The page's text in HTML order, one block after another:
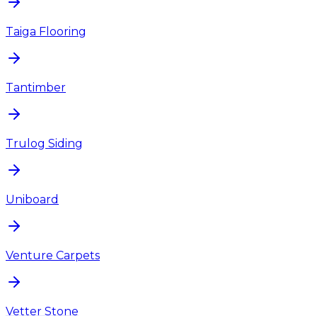
Taiga Flooring
Tantimber
Trulog Siding
Uniboard
Venture Carpets
Vetter Stone